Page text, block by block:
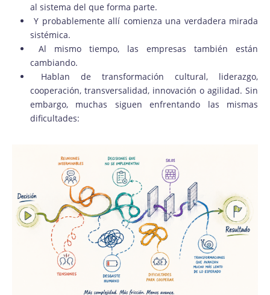
al sistema del que forma parte.
Y probablemente allí comienza una verdadera mirada
sistémica.
Al mismo tiempo, las empresas también están
cambiando.
Hablan de transformación cultural, liderazgo,
cooperación, transversalidad, innovación o agilidad. Sin
embargo, muchas siguen enfrentando las mismas
dificultades: